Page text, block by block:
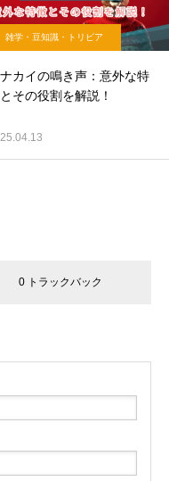
雑学・豆知識・トリビア
ナカイの鳴き声：意外な特
その役割を解説！
0 トラックバック